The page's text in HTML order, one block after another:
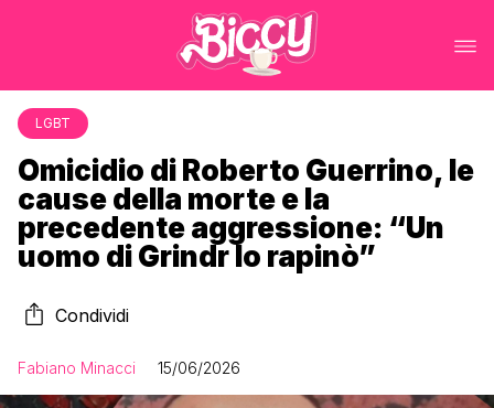
LGBT
Omicidio di Roberto Guerrino, le
cause della morte e la
precedente aggressione: “Un
uomo di Grindr lo rapinò”
Condividi
Fabiano Minacci 15/06/2026